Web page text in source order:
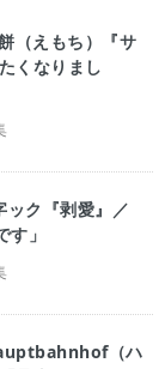
（えもち）『サ
くなりまし
ク『剥愛』／
」
（ハ